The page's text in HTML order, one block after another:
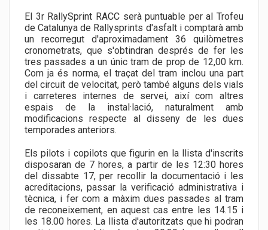
El 3r RallySprint RACC serà puntuable per al Trofeu
de Catalunya de Rallysprints d'asfalt i comptarà amb
un recorregut d'aproximadament 36 quilòmetres
cronometrats, que s'obtindran després de fer les
tres passades a un únic tram de prop de 12,00 km.
Com ja és norma, el traçat del tram inclou una part
del circuit de velocitat, però també alguns dels vials
i carreteres internes de servei, així com altres
espais de la instal·lació, naturalment amb
modificacions respecte al disseny de les dues
temporades anteriors.
Els pilots i copilots que figurin en la llista d'inscrits
disposaran de 7 hores, a partir de les 12:30 hores
del dissabte 17, per recollir la documentació i les
acreditacions, passar la verificació administrativa i
tècnica, i fer com a màxim dues passades al tram
de reconeixement, en aquest cas entre les 14.15 i
les 18.00 hores. La llista d'autoritzats que hi podran